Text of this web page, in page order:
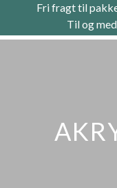
Fri fragt til
Til og